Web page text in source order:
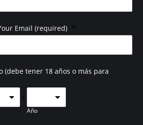
Email (required) *
(debe tener 18 años o más para
/
Año